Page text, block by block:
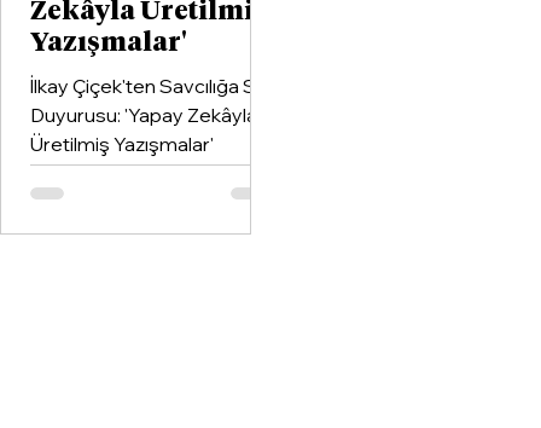
Zekâyla Üretilmiş
Yazışmalar'
İlkay Çiçek'ten Savcılığa Suç
Duyurusu: 'Yapay Zekâyla
Üretilmiş Yazışmalar'